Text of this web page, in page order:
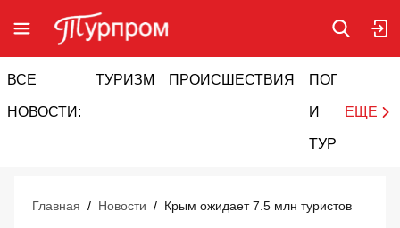
ВСЕ
НОВОСТИ:
ТУРИЗМ ПРОИСШЕСТВИЯ ПОГОДА
И
ТУРИЗМ
ЕЩЕ
Главная / Новости / Крым ожидает 7.5 млн туристов